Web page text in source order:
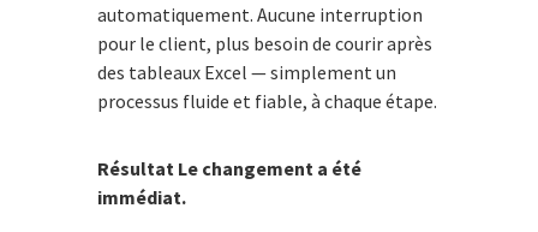
automatiquement. Aucune interruption
pour le client, plus besoin de courir après
des tableaux Excel — simplement un
processus fluide et fiable, à chaque étape.
Résultat Le changement a été
immédiat.